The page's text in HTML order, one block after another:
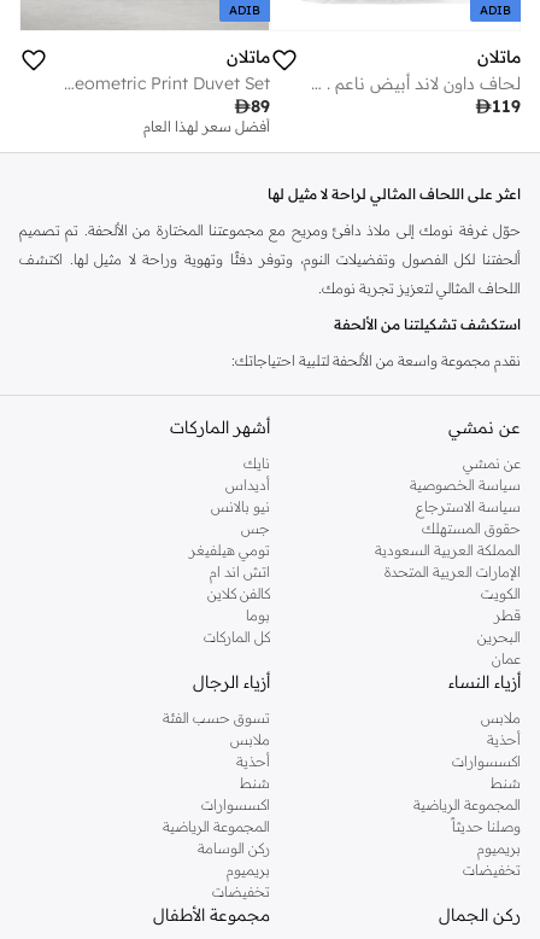
ADIB
ماتلان
لحاف داون لاند أبيض ناعم . توج
119
ADIB
ماتلان
Blue Geometric Print Duvet Set
89
أفضل سعر لهذا العام
اعثر على اللحاف المثالي لراحة لا مثيل لها
حوّل غرفة نومك إلى ملاذ دافئ ومريح مع مجموعتنا المختارة من الألحفة. تم تصميم
ألحفتنا لكل الفصول وتفضيلات النوم، وتوفر دفئًا وتهوية وراحة لا مثيل لها. اكتشف
اللحاف المثالي لتعزيز تجربة نومك.
استكشف تشكيلتنا من الألحفة
نقدم مجموعة واسعة من الألحفة لتلبية احتياجاتك:
الشعور بالحرارة الزائدة.
ألحفة شتوية:
اختبر الدفء المطلق مع ألحفتنا الشتوية الأثقل، المصممة لتبقيك
مرتاحًا خلال الأشهر الباردة.
ألحفة صيفية:
خفيفة الوزن وقابلة للتنفس، تضمن ألحفتنا الصيفية نومًا باردًا ومريحًا
في الليالي الأكثر دفئًا.
ألحفة من الريش والزغب:
انغمس في النعومة الفاخرة والعزل الطبيعي للألحفة
المحشوة بالريش والزغب.
ألحفة صناعية:
العناية.
مواد عالية الجودة لنوم أفضل
تم تصنيع ألحفتنا من مواد فاخرة لضمان الراحة والجودة الدائمة. اختر من بين:
حشوات طبيعية:
تشمل الريش والزغب المصادر الأخلاقية لشعور ناعم ورقيق.
حشوات صناعية:
مضادة للحساسية وسهلة الصيانة، مصنوعة من ألياف البوليستر
عالية الجودة.
أقمشة الغطاء:
قطن قابل للتنفس، مايكروفايبر ناعم، وأقمشة دقيقة أخرى تشعرك
عن نمشي
عن نمشي
سياسة الخصوصية
سياسة الاسترجاع
حقوق المستهلك
المملكة العربية السعودية
الإمارات العربية المتحدة
الكويت
قطر
البحرين
عمان
أشهر الماركات
نايك
أديداس
نيو بالانس
جس
تومي هيلفيغر
اتش اند ام
كالفن كلاين
بوما
كل الماركات
أزياء النساء
ملابس
أحذية
اكسسوارات
شنط
المجموعة الرياضية
وصلنا حديثاً
بريميوم
تخفيضات
أزياء الرجال
تسوق حسب الفئة
ملابس
أحذية
شنط
اكسسوارات
المجموعة الرياضية
ركن الوسامة
بريميوم
تخفيضات
ركن الجمال مجموعة الأطفال